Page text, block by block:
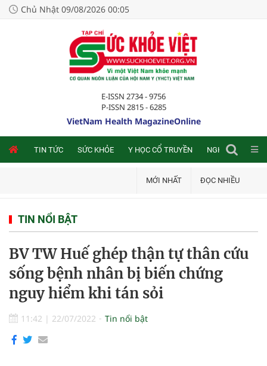
Chủ Nhật 09/08/2026 00:05
E-ISSN 2734 - 9756
P-ISSN 2815 - 6285
VietNam Health MagazineOnline
TIN TỨC SỨC KHỎE Y HỌC CỔ TRUYỀN NGHIÊN CỨU
MỚI NHẤT ĐỌC NHIỀU
TIN NỔI BẬT
BV TW Huế ghép thận tự thân cứu
sống bệnh nhân bị biến chứng
nguy hiểm khi tán sỏi
11:42 | 22/07/2022 Tin nổi bật